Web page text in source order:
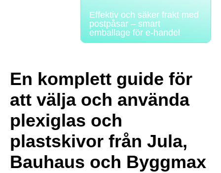
Effektiv och säker frakt med
postpåsar – smart
emballage för e-handel
En komplett guide för
att välja och använda
plexiglas och
plastskivor från Jula,
Bauhaus och Byggmax